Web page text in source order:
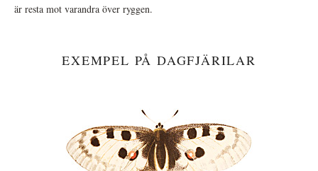
är resta mot varandra över ryggen.
EXEMPEL PÅ DAGFJÄRILAR